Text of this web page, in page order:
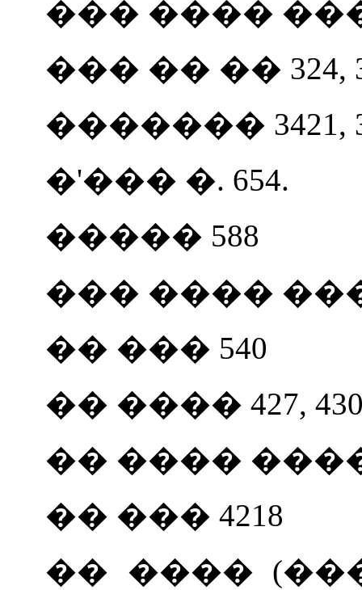
��� ���� ���
��� �� �� 324,
������� 3421,
�'��� �. 654.
����� 588
��� ���� ���
�� ��� 540
�� ���� 427,
�� ����
�� ��� 4218
�� ����